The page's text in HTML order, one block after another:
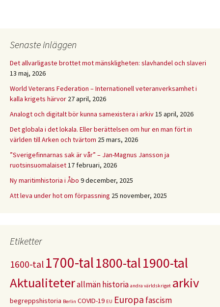
Senaste inläggen
Det allvarligaste brottet mot mänskligheten: slavhandel och slaveri
13 maj, 2026
World Veterans Federation – Internationell veteranverksamhet i
kalla krigets härvor 27 april, 2026
Analogt och digitalt bör kunna samexistera i arkiv15 april, 2026
Det globala i det lokala. Eller berättelsen om hur en man fört in
världen till Arken och tvärtom 25 mars, 2026
”Sverigefinnarnas sak är vår” – Jan-Magnus Jansson ja
ruotsinsuomalaiset17 februari, 2026
Ny maritimhistoria i Åbo 9 december, 2025
Att leva under hot om förpassning 25 november, 2025
Etiketter
1600-tal 1700-tal1800-tal1900-tal
Aktualiteterallmän historia andra världskriget arkiv
begreppshistoria Berlin COVID-19 EU Europa fascism